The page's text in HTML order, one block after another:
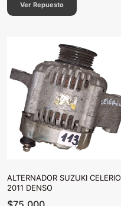
Ver Repuesto
ALTERNADOR SUZUKI CELERIO
2011 DENSO